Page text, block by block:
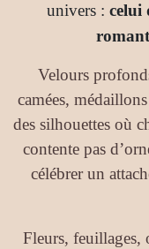
univers : celui
Velours
camées,
des silhouettes où
contente pas
célébrer un
Fleurs, feuillages,